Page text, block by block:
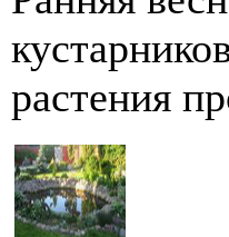
растения